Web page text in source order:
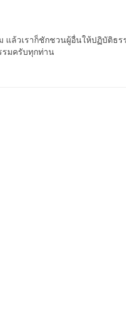
แล้วเราก็ชักชวนผู้อื่นให้ปฏิบัติธ
รมครับทุกท่าน